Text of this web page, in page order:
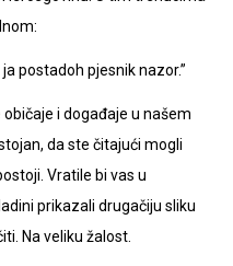
postadoh pjesnik nazor.”
i događaje u našem
da ste čitajući mogli
Vratile bi vas u
prikazali drugačiju sliku
Na veliku žalost.